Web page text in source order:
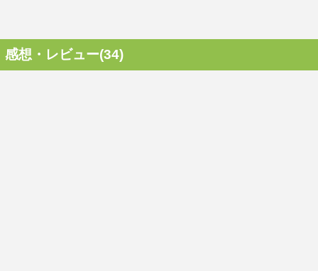
感想・レビュー(34)